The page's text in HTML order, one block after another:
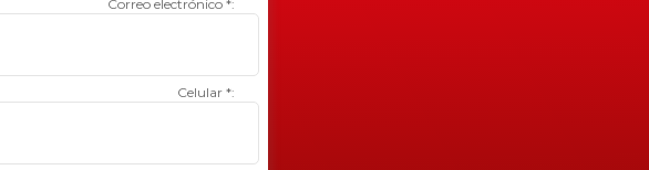
Correo electrónico *:
Celular *: